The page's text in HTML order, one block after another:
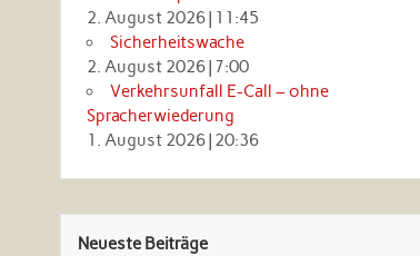
2. August 2026| 11:45
Sicherheitswache
2. August 2026| 7:00
Verkehrsunfall E-Call – ohne
Spracherwiederung
1. August 2026| 20:36
Neueste Beiträge